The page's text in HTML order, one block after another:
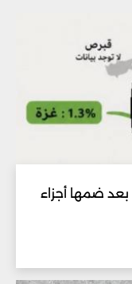
بعد ضمها أجزاء